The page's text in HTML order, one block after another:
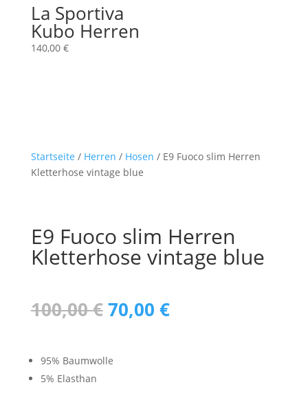
La Sportiva
Kubo Herren
140,00 €
Startseite / Herren / Hosen / E9 Fuoco slim Herren
Kletterhose vintage blue
E9 Fuoco slim Herren
Kletterhose vintage blue
100,00€ Ursprünglicher
Preis
100,00 €
70,00 €Aktueller
Preis
95% Baumwolle
5% Elasthan